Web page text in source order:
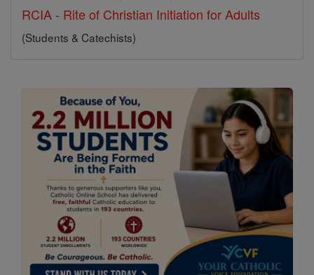
RCIA - Rite of Christian Initiation for Adults
(Students & Catechists)